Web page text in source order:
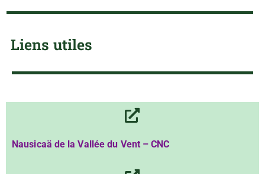
Liens utiles
Nausicaä de la Vallée du Vent – CNC